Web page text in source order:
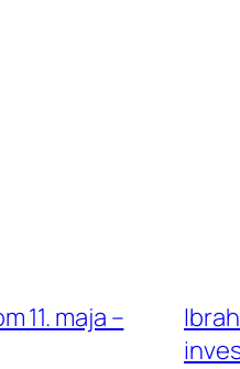
11. maja –